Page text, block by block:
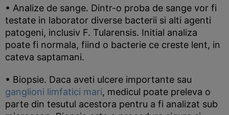
• Analize de sange. Dintr-o proba de sange vor fi
testate in laborator diverse bacterii si alti agenti
patogeni, inclusiv F. Tularensis. Initial analiza
poate fi normala, fiind o bacterie ce creste lent, in
cateva saptamani.
• Biopsie. Daca aveti ulcere importante sau
ganglioni limfatici mari, medicul poate preleva o
parte din tesutul acestora pentru a fi analizat sub